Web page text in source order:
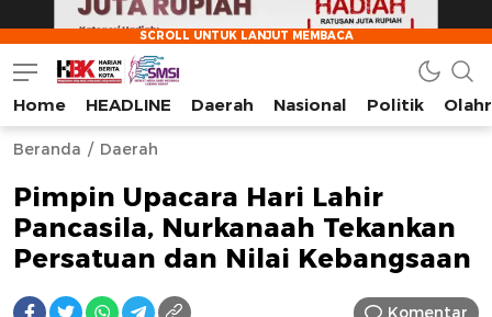
HarianBeritaKota
Mengabarkan Setiap Detil, Sudut, dan Cerita Kota
Home HEADLINE Daerah Nasional Politik
Beranda Daerah
Pimpin Upacara Hari Lahir
Pancasila, Nurkanaah Tekankan
Persatuan dan Nilai Kebangsaan
Komentar